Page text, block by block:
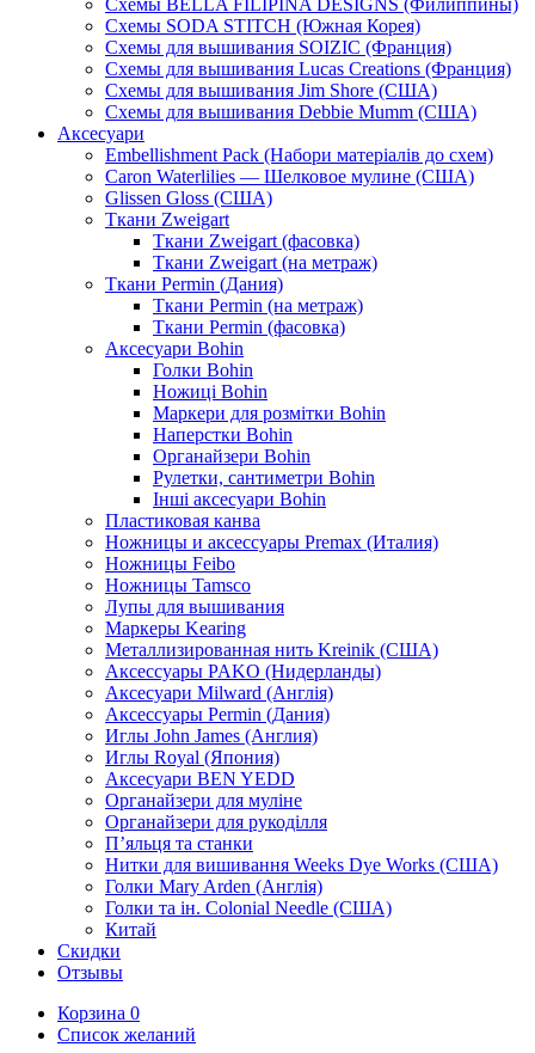
Схемы SODA STITCH (Южная Корея)
Схемы для вышивания SOIZIC (Франция)
Схемы для вышивания Lucas Creations (Франция)
Схемы для вышивания Jim Shore (США)
Схемы для вышивания Debbie Mumm (США)
Аксесуари
Embellishment Pack (Набори матеріалів до схем)
Caron Waterlilies — Шелковое мулине (США)
Glissen Gloss (США)
Ткани Zweigart
Ткани Zweigart (фасовка)
Ткани Zweigart (на метраж)
Ткани Permin (Дания)
Ткани Permin (на метраж)
Ткани Permin (фасовка)
Аксесуари Bohin
Голки Bohin
Ножиці Bohin
Маркери для розмітки Bohin
Наперстки Bohin
Органайзери Bohin
Рулетки, сантиметри Bohin
Інші аксесуари Bohin
Пластиковая канва
Ножницы и аксессуары Premax (Италия)
Ножницы Feibo
Ножницы Tamsco
Лупы для вышивания
Маркеры Kearing
Металлизированная нить Kreinik (США)
Аксессуары PAKO (Нидерланды)
Аксесуари Milward (Англія)
Аксессуары Permin (Дания)
Иглы John James (Англия)
Иглы Royal (Япония)
Аксесуари BEN YEDD
Органайзери для муліне
Органайзери для рукоділля
П’яльця та станки
Нитки для вишивання Weeks Dye Works (США)
Голки Mary Arden (Англія)
Голки та ін. Colonial Needle (США)
Китай
Скидки
Отзывы
Корзина 0
Список желаний